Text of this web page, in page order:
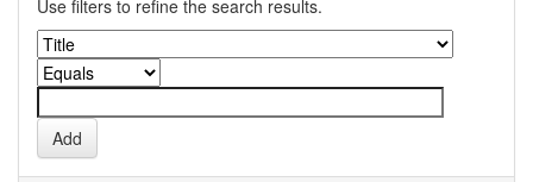
Use filters to refine the search results.